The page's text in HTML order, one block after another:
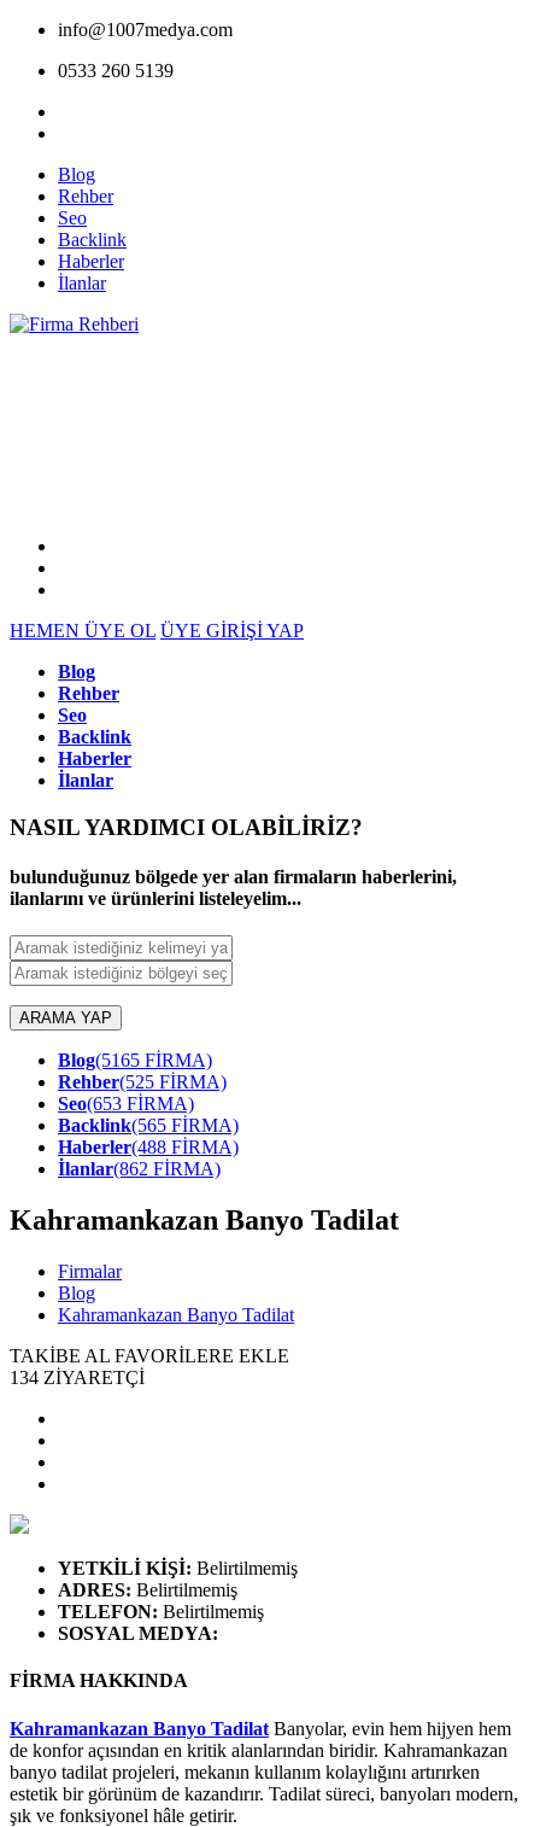
info@1007medya.com
0533 260 5139
Blog
Rehber
Seo
Backlink
Haberler
İlanlar
HEMEN ÜYE OL ÜYE GİRİŞİ YAP
Blog
Rehber
Seo
Backlink
Haberler
İlanlar
NASIL YARDIMCI OLABİLİRİZ?
bulunduğunuz bölgede yer alan firmaların haberlerini,
ilanlarını ve ürünlerini listeleyelim...
ARAMA YAP
Blog(5165 FİRMA)
Rehber(525 FİRMA)
Seo(653 FİRMA)
Backlink(565 FİRMA)
Haberler(488 FİRMA)
İlanlar(862 FİRMA)
Kahramankazan Banyo Tadilat
Firmalar
Blog
Kahramankazan Banyo Tadilat
TAKİBE AL FAVORİLERE EKLE
134 ZİYARETÇİ
YETKİLİ KİŞİ: Belirtilmemiş
ADRES: Belirtilmemiş
TELEFON: Belirtilmemiş
SOSYAL MEDYA:
FİRMA HAKKINDA
Kahramankazan Banyo Tadilat Banyolar, evin hem hijyen hem
de konfor açısından en kritik alanlarından biridir. Kahramankazan
banyo tadilat projeleri, mekanın kullanım kolaylığını artırırken
estetik bir görünüm de kazandırır. Tadilat süreci, banyoları modern,
şık ve fonksiyonel hâle getirir.